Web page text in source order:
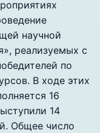
научной
реализуемых с
по
В ходе этих
16
14
Общее число